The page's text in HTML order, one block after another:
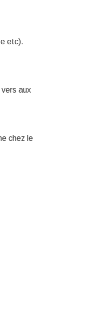
etc).
aux
chez le